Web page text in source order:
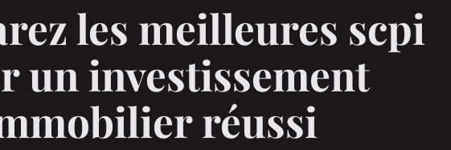
les meilleures scpi
un investissement
réussi